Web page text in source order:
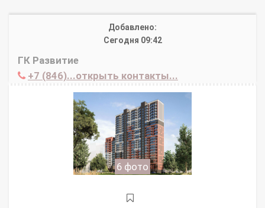
Добавлено:
Сегодня 09:42
ГК Развитие
+7 (846)...открыть контакты...
6 фото